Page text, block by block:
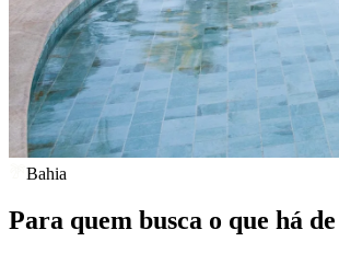
Bahia
Para quem busca o que há